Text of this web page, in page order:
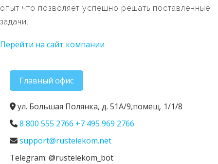
опыт что позволяет успешно решать поставленные
задачи.
Перейти на сайт компании
Главный офис
ул. Большая Полянка, д. 51А/9,помещ. 1/1/8
8 800 555 2766 +7 495 969 2766
support@rustelekom.net
Telegram: @rustelekom_bot